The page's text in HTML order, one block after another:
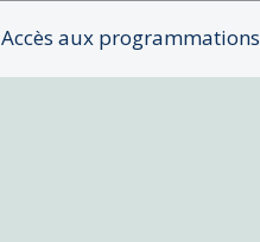
Accès aux programmations